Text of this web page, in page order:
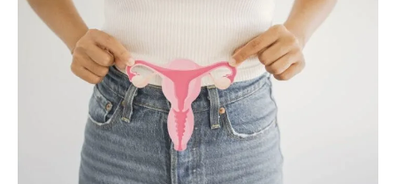
Member full access